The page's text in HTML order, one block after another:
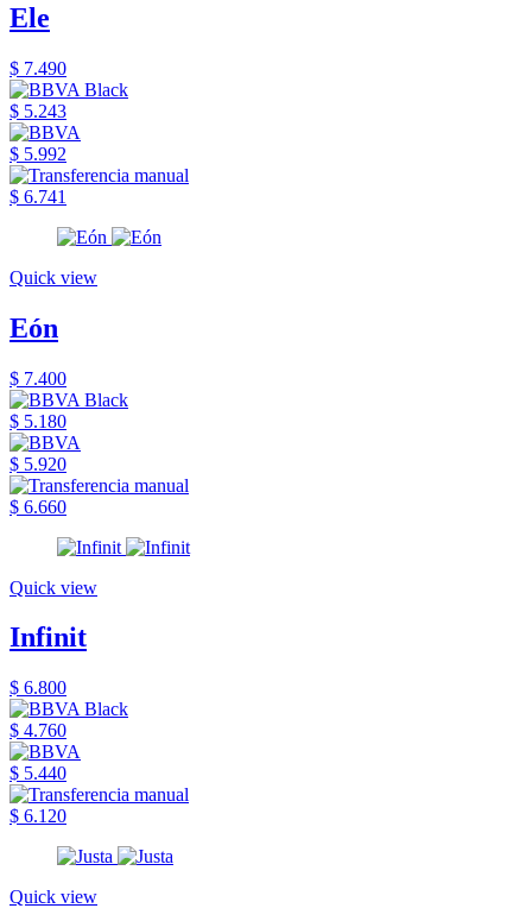
Ele
$ 7.490
$ 5.243
$ 5.992
$ 6.741
Quick view
Eón
$ 7.400
$ 5.180
$ 5.920
$ 6.660
Quick view
Infinit
$ 6.800
$ 4.760
$ 5.440
$ 6.120
Quick view